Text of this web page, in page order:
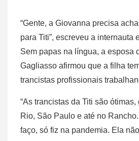
“Gente, a Giovanna precisa
para Titi”, escreveu a internauta
Sem papas na língua, a esposa
Gagliasso afirmou que a filha
trancistas profissionais
“As trancistas da Titi são
Rio, São Paulo e até no
faço, só fiz na pandemia. Ela